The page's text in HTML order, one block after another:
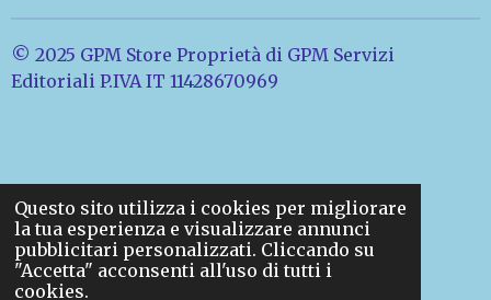
Questo sito utilizza i cookies per migliorare
la tua esperienza e visualizzare annunci
pubblicitari personalizzati. Cliccando su
"Accetta" acconsenti all'uso di tutti i
cookies.
© 2025 GPM Store Proprietà di GPM Servizi
Editoriali P.IVA IT 11428670969